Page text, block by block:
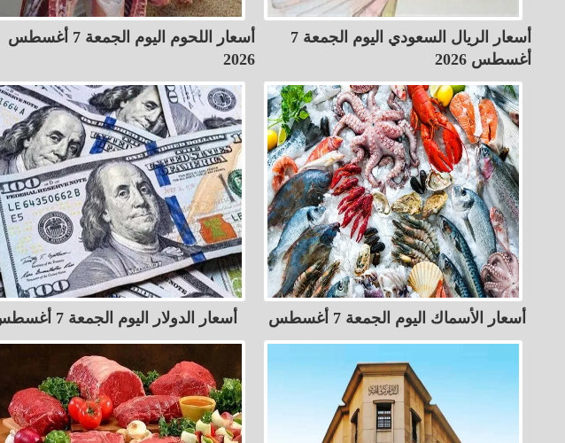
أسعار الريال السعودي اليوم الجمعة 7
أغسطس 2026
أسعار اللحوم اليوم الجمعة 7 أغسطس
2026
أسعار الأسماك اليوم الجمعة 7 أغسطس أسعار الدولار اليوم الجمعة 7 أغسطس